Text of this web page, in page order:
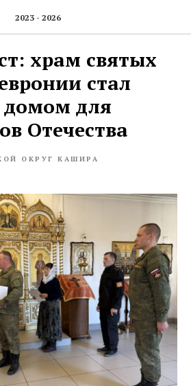
2023 - 2026
храм святых
стал
для
Отечества
ОКРУГ КАШИРА